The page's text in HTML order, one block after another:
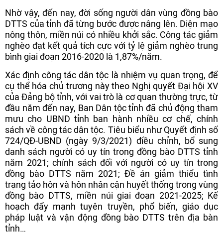
Nhờ vậy, đến nay, đời sống người dân vùng đồng bào
DTTS của tỉnh đã từng bước được nâng lên. Diện mạo
nông thôn, miền núi có nhiều khởi sắc. Công tác giảm
nghèo đạt kết quả tích cực với tỷ lệ giảm nghèo trung
bình giai đoạn 2016-2020 là 1,87%/năm.
Xác định công tác dân tộc là nhiệm vụ quan trọng, để
cụ thể hóa chủ trương này theo Nghị quyết Đại hội XV
của Đảng bộ tỉnh, với vai trò là cơ quan thường trực, từ
đầu năm đến nay, Ban Dân tộc tỉnh đã chủ động tham
mưu cho UBND tỉnh ban hành nhiều cơ chế, chính
sách về công tác dân tộc. Tiêu biểu như Quyết định số
724/QĐ-UBND (ngày 9/3/2021) điều chỉnh, bổ sung
danh sách người có uy tín trong đồng bào DTTS tỉnh
năm 2021; chính sách đối với người có uy tín trong
đồng bào DTTS năm 2021; Đề án giảm thiểu tình
trạng tảo hôn và hôn nhân cận huyết thống trong vùng
đồng bào DTTS, miền núi giai đoạn 2021-2025; Kế
hoạch đẩy mạnh tuyên truyền, phổ biến, giáo dục
pháp luật và vận động đồng bào DTTS trên địa bàn
tỉnh…